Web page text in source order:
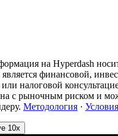
на Hyperdash
является финансовой,
налоговой
с рыночным риском и
Методология · Условия
10x